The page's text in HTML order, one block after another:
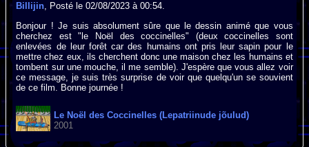
Billijin, Posté le 02/08/2023 à 00:54.
Bonjour ! Je suis absolument sûre que le dessin animé que vous
cherchez est "le Noël des coccinelles" (deux coccinelles sont
enlevées de leur forêt car des humains ont pris leur sapin pour le
mettre chez eux, ils cherchent donc une maison chez les humains et
tombent sur une mouche, il me semble). J'espère que vous allez voir
ce message, je suis très surprise de voir que quelqu'un se souvient
de ce film. Bonne journée !
Le Noël des Coccinelles (Lepatriinude jõulud)
2001